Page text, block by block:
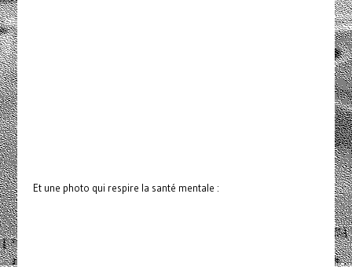
Et une photo qui respire la santé mentale :